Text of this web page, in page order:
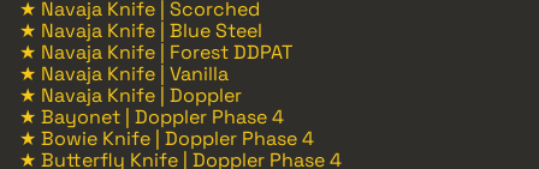
★ Navaja Knife | Scorched
★ Navaja Knife | Blue Steel
★ Navaja Knife | Forest DDPAT
★ Navaja Knife | Vanilla
★ Navaja Knife | Doppler
★ Bayonet | Doppler Phase 4
★ Bowie Knife | Doppler Phase 4
★ Butterfly Knife | Doppler Phase 4